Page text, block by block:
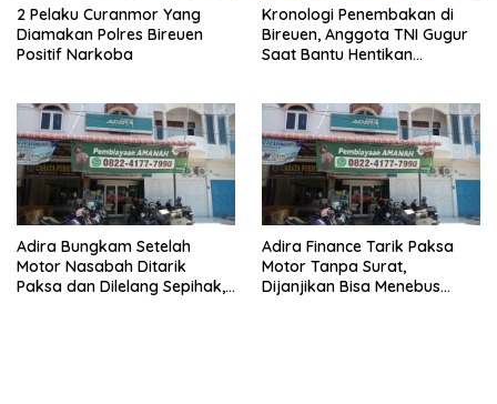
2 Pelaku Curanmor Yang
Diamakan Polres Bireuen
Positif Narkoba
Kronologi Penembakan di
Bireuen, Anggota TNI Gugur
Saat Bantu Hentikan
Adira Bungkam Setelah
Motor Nasabah Ditarik
Paksa dan Dilelang Sepihak,
Adira Finance Tarik Paksa
Motor Tanpa Surat,
Dijanjikan Bisa Menebus